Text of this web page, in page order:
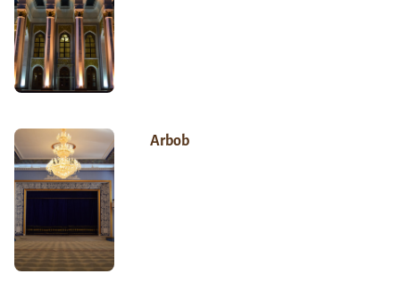
Arbob